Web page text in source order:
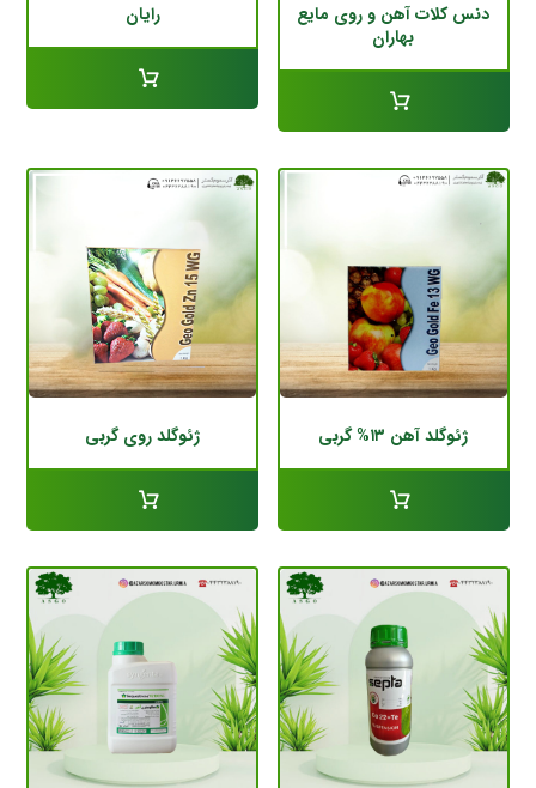
دنس کلات آهن و روی مایع
بهاران
رایان
ژئوگلد آهن ۱۳% گربی ژئوگلد روی گربی